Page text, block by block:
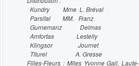
Kundry
Mme L. Bréval
Parsifal
MM. Franz
Gurnemanz Delmas
Amfortas Lestelly
Klingsor Journet
Titurel A. Gresse
Filles-Fleurs : Mlles Yvonne Gall,